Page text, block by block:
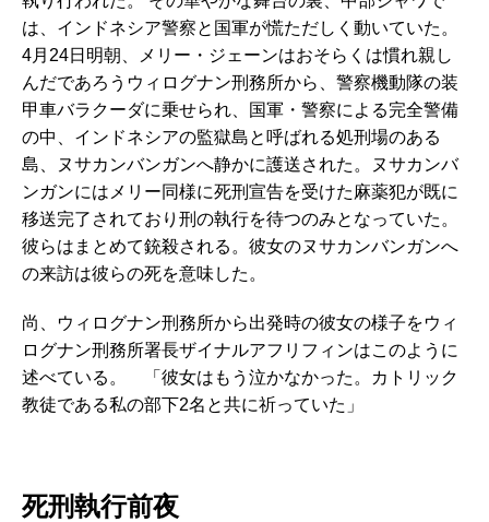
は、インドネシア警察と国軍が慌ただしく動いていた。
4月24日明朝、メリー・ジェーンはおそらくは慣れ親し
んだであろうウィログナン刑務所から、警察機動隊の装
甲車バラクーダに乗せられ、国軍・警察による完全警備
の中、インドネシアの監獄島と呼ばれる処刑場のある
島、ヌサカンバンガンへ静かに護送された。ヌサカンバ
ンガンにはメリー同様に死刑宣告を受けた麻薬犯が既に
移送完了されており刑の執行を待つのみとなっていた。
彼らはまとめて銃殺される。彼女のヌサカンバンガンへ
の来訪は彼らの死を意味した。
尚、ウィログナン刑務所から出発時の彼女の様子をウィ
ログナン刑務所署長ザイナルアフリフィンはこのように
述べている。 「彼女はもう泣かなかった。カトリック
教徒である私の部下2名と共に祈っていた」
死刑執行前夜